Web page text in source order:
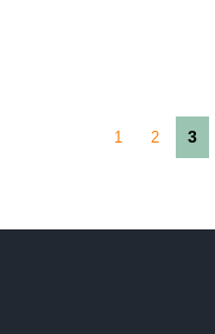
1 2 3